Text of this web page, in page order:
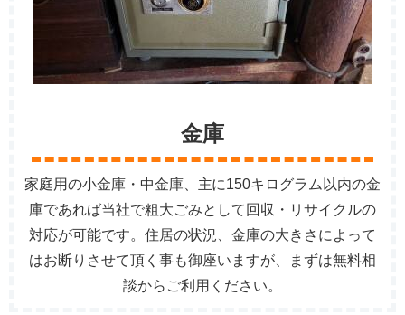
金庫
家庭用の小金庫・中金庫、主に150キログラム以内の金
庫であれば当社で粗大ごみとして回収・リサイクルの
対応が可能です。住居の状況、金庫の大きさによって
はお断りさせて頂く事も御座いますが、まずは無料相
談からご利用ください。